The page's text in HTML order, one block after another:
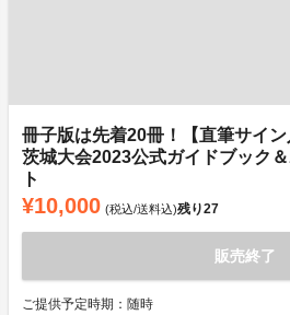
冊子版は先着20冊！【直筆サイ
茨城大会2023公式ガイドブック
ト
¥10,000 (税込/送料込)残り27
販売終了
ご提供予定時期：随時